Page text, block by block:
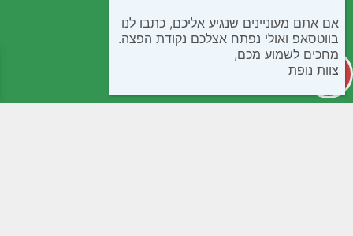
אם אתם מעוניינים שנגיע אליכם, כתבו לנו
בווטסאפ ואולי נפתח אצלכם נקודת הפצה.
מחכים לשמוע מכם,
צוות נופת